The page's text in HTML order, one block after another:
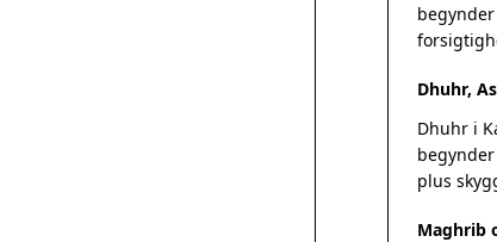
Dhuhr,
Dhuhr i
plus
Maghrib